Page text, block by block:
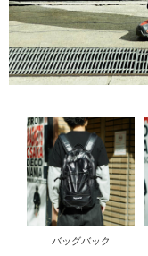
バッグバック